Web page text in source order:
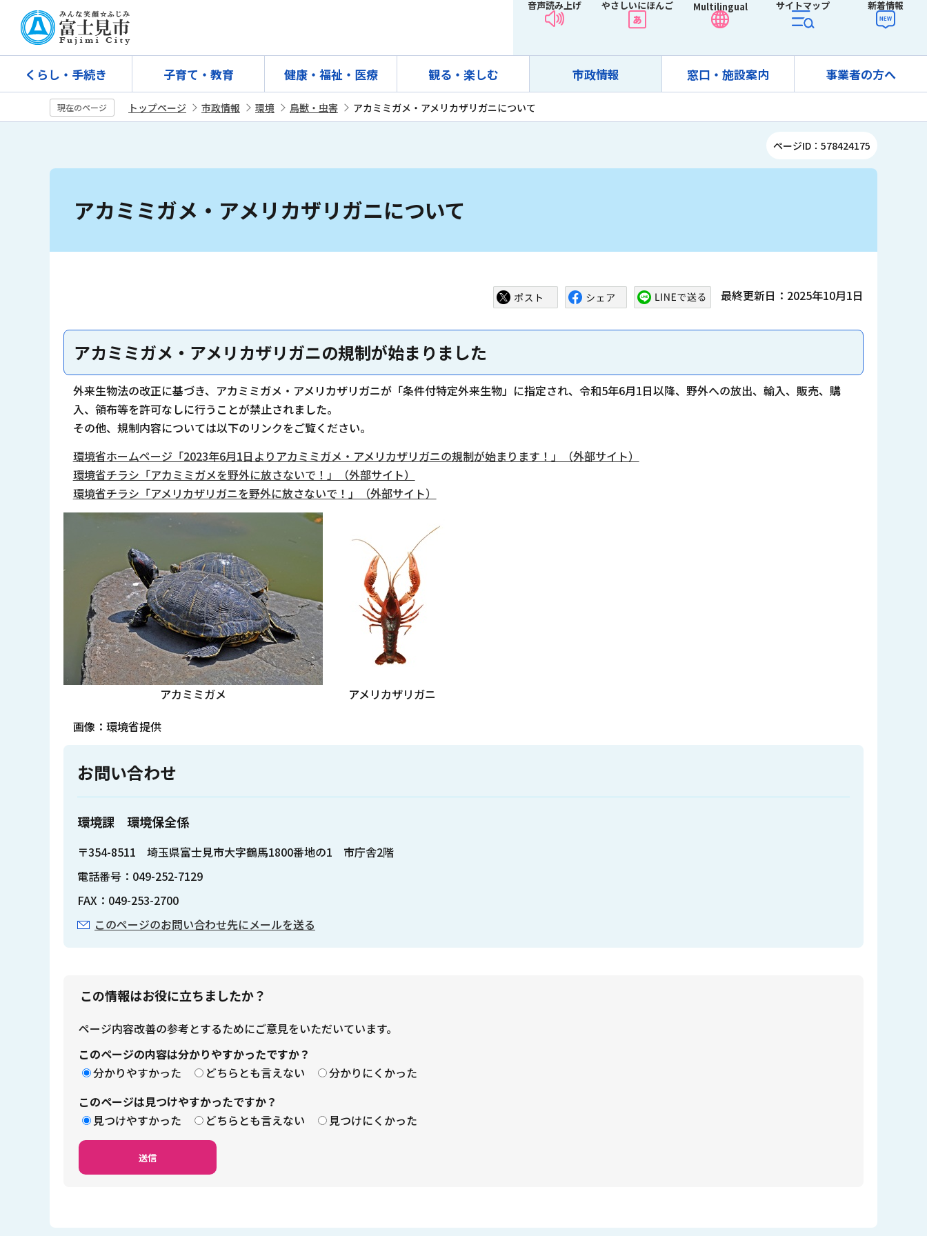
先
音声読み上げ やさしいにほんご Multilingual サイトマップ 新着情報
くらし・手続き 子育て・教育 健康・福祉・医療 観る・楽しむ 市政情報 窓口・施設案内 事業者の方へ
現在のページ トップページ 市政情報 環境 鳥獣・虫害 アカミミガメ・アメリカザリガニについて
ページID：578424175
アカミミガメ・アメリカザリガニについて
最終更新日：2025年10月1日
アカミミガメ・アメリカザリガニの規制が始まりました
外来生物法の改正に基づき、アカミミガメ・アメリカザリガニが「条件付特定外来生物」に指定され、令和5年6月1日以降、野外への放出、輸入、販売、購
入、領布等を許可なしに行うことが禁止されました。
その他、規制内容については以下のリンクをご覧ください。
環境省ホームページ「2023年6月1日よりアカミミガメ・アメリカザリガニの規制が始まります！」（外部サイト）
環境省チラシ「アカミミガメを野外に放さないで！」（外部サイト）
環境省チラシ「アメリカザリガニを野外に放さないで！」（外部サイト）
アカミミガメ
アメリカザリガニ
画像：環境省提供
お問い合わせ
環境課 環境保全係
〒354-8511 埼玉県富士見市大字鶴馬1800番地の1 市庁舎2階
電話番号：049-252-7129
FAX：049-253-2700
このページのお問い合わせ先にメールを送る
この情報はお役に立ちましたか？
ページ内容改善の参考とするためにご意見をいただいています。
このページの内容は分かりやすかったですか？
分かりやすかった
どちらとも言えない
分かりにくかった
このページは見つけやすかったですか？
見つけやすかった
どちらとも言えない 見つけにくかった